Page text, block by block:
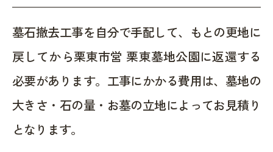
墓石撤去工事を自分で手配して、もとの更地に
戻してから栗東市営 栗東墓地公園に返還する
必要があります。工事にかかる費用は、墓地の
大きさ・石の量・お墓の立地によってお見積り
となります。